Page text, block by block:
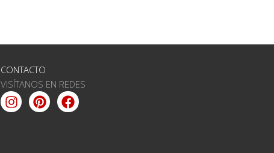
CONTACTO
VISÍTANOS EN REDES
Instagram
PinterestFacebook